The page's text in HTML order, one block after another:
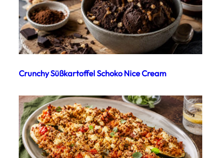
Crunchy Süßkartoffel Schoko Nice Cream